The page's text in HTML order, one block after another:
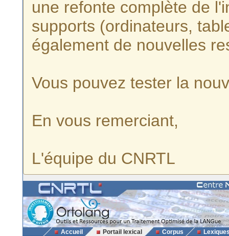
une refonte complète de
supports (ordinateurs,
également de nouvelles
Vous pouvez tester la
En vous remerciant,
L'équipe du CNRTL
Accueil Portail lexical Corpus